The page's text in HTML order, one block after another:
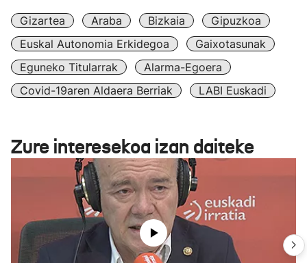
Gizartea Araba Bizkaia
Gipuzkoa
Euskal Autonomia Erkidegoa
Gaixotasunak
Eguneko Titularrak
Alarma-Egoera
Covid-19aren Aldaera Berriak
LABI Euskadi
Zure interesekoa izan daiteke